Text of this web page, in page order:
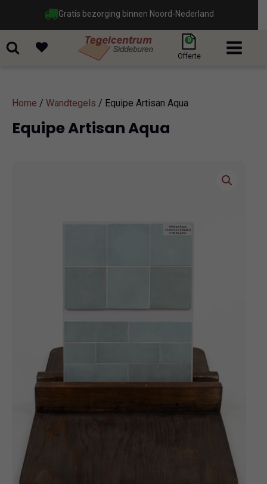
Gratis bezorging binnen Noord-Nederland
0
Offerte
Home / Wandtegels / Equipe Artisan Aqua
Equipe Artisan Aqua